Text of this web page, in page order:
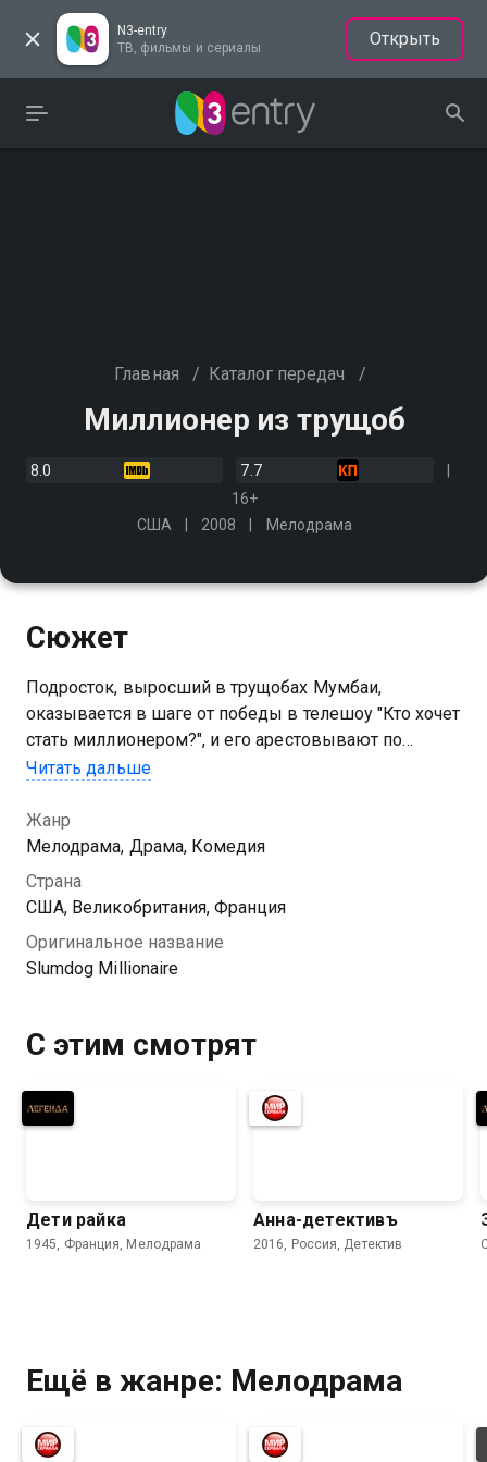
N3-entry
ТВ, фильмы и сериалы
Открыть
Главная / Каталог передач /
Миллионер из трущоб
8.0
7.7
16+
США
2008 Мелодрама
Сюжет
Подросток, выросший в трущобах Мумбаи,
оказывается в шаге от победы в телешоу "Кто хочет
стать миллионером?", и его арестовывают по
подозрению в мошенничестве. Тогда ему
причину, по которой он попал на игру
Читать дальше
Жанр
Мелодрама, Драма, Комедия
Страна
США, Великобритания, Франция
Оригинальное название
Slumdog Millionaire
С этим смотрят
Дети райка
1945, Франция, Мелодрама
Анна-детективъ
2016, Россия, Детектив
Ещё в жанре: Мелодрама